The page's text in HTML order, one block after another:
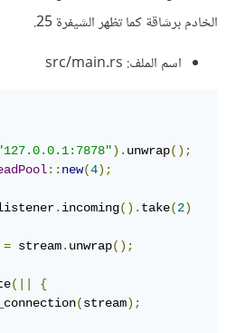
الخادم برشاقة كما تظهر الشيفرة 25.
اسم الملف: src/main.rs
). unwrap();
:: new(4);
. incoming(). take(2)
= stream. unwrap();
(||
{
handle_connection
(stream);